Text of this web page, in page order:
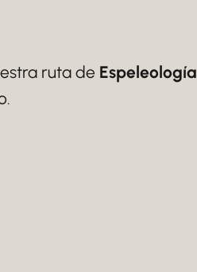
ruta de Espeleología